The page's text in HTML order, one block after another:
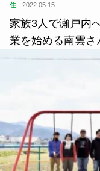
住 2022.05.15
家族3人で瀬戸内
業を始める南雲さ